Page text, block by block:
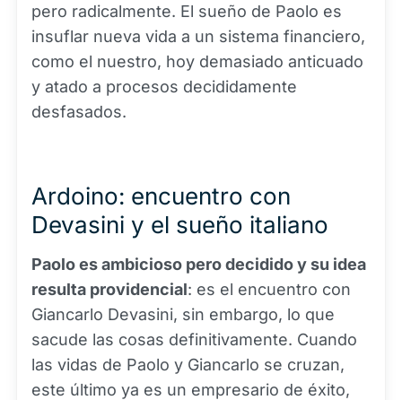
pero radicalmente. El sueño de Paolo es
insuflar nueva vida a un sistema financiero,
como el nuestro, hoy demasiado anticuado
y atado a procesos decididamente
desfasados.
Ardoino: encuentro con
Devasini y el sueño italiano
Paolo es ambicioso pero decidido y su idea
resulta providencial: es el encuentro con
Giancarlo Devasini, sin embargo, lo que
sacude las cosas definitivamente. Cuando
las vidas de Paolo y Giancarlo se cruzan,
este último ya es un empresario de éxito,